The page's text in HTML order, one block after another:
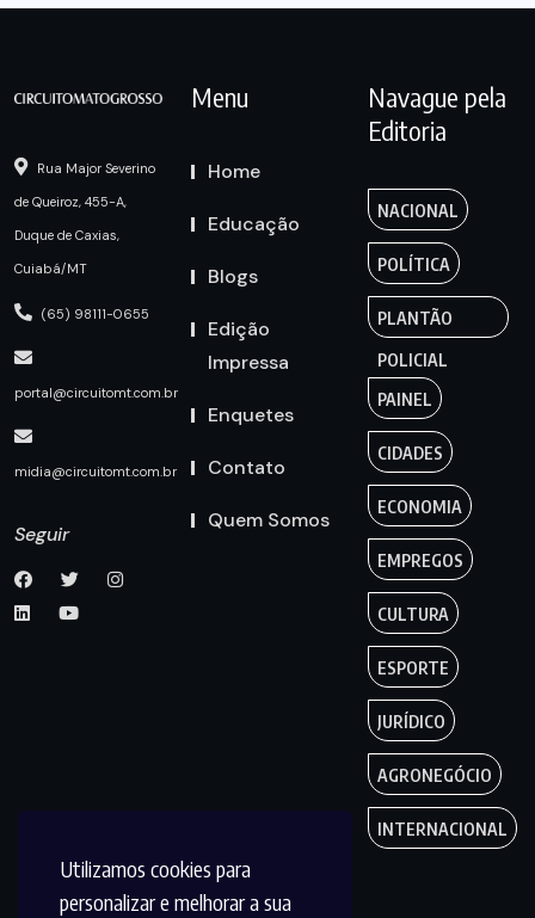
Utilizamos cookies para
personalizar e melhorar a sua
Rua Major Severino
de Queiroz, 455-A,
Duque de Caxias,
Cuiabá/MT
(65) 98111-0655
portal@circuitomt.com.br
midia@circuitomt.com.br
Seguir
Menu
Home
Educação
Blogs
Edição
Impressa
Enquetes
Contato
Quem Somos
Navague pela
Editoria
NACIONAL
POLÍTICA
PLANTÃO
POLICIAL
PAINEL
CIDADES
ECONOMIA
EMPREGOS
CULTURA
ESPORTE
JURÍDICO
AGRONEGÓCIO
INTERNACIONAL